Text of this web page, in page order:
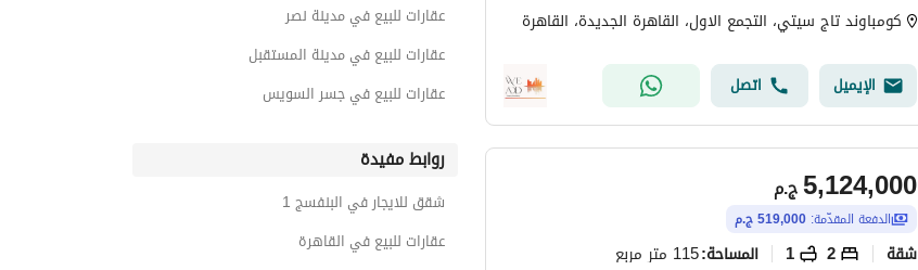
كومباوند تاج سيتي، التجمع الاول، القاهرة الجديدة، القاهرة
الإيميل اتصل
ج.م5,124,000
الدفعة المقدّمة: 519,000 ج.م
شقة 2
1 المساحة:115 متر مربع
عقارات للبيع في مدينة نصر
عقارات للبيع في مدينة المستقبل
عقارات للبيع في جسر السويس
روابط مفيدة
شقق للايجار في البنفسج 1
عقارات للبيع في القاهرة